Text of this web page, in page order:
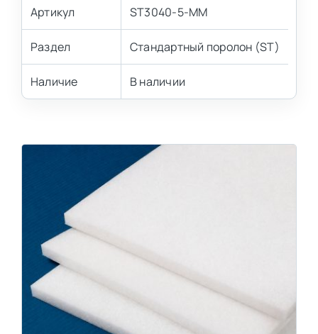
Артикул ST3040-5-MM
Раздел Стандартный поролон (ST)
Наличие В наличии